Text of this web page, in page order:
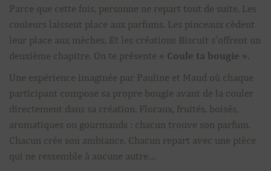
Parce que cette fois, personne ne repart tout de suite. Les
couleurs laissent place aux parfums. Les pinceaux cèdent
leur place aux mèches. Et les créations Biscuit s’offrent un
deuxième chapitre. On te présente « Coule ta bougie ».
Une expérience imaginée par Pauline et Maud où chaque
participant compose sa propre bougie avant de la couler
directement dans sa création. Floraux, fruités, boisés,
aromatiques ou gourmands : chacun trouve son parfum.
Chacun crée son ambiance. Chacun repart avec une pièce
qui ne ressemble à aucune autre…